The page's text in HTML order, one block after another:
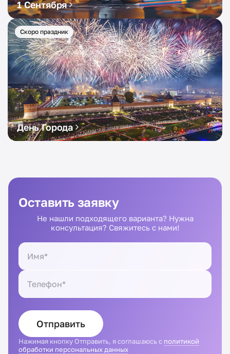
1 Сентября
Скоро праздник
День Города
Оставить заявку
Не нашли подходящего варианта? Нужна
консультация? Свяжитесь с нами!
Отправить
Нажимая кнопку Отправить, я соглашаюсь с политикой
обработки персональных данных